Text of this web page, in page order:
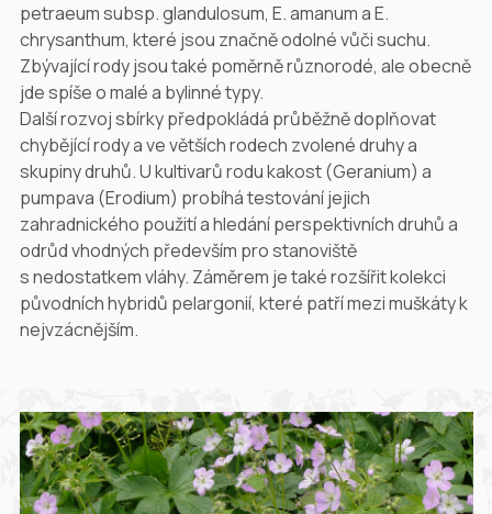
petraeumsubsp.glandulosum, E. amanumaE.
chrysanthum, které jsou značně odolné vůči suchu.
Zbývající rody jsou také poměrně různorodé, ale obecně
jde spíše o malé a bylinné typy.
Další rozvoj sbírky předpokládá průběžně doplňovat
chybějící rody a ve větších rodech zvolené druhy a
skupiny druhů. U kultivarů rodu kakost (Geranium) a
pumpava (Erodium) probíhá testování jejich
zahradnického použití a hledání perspektivních druhů a
odrůd vhodných především pro stanoviště
s nedostatkem vláhy. Záměrem je také rozšířit kolekci
původních hybridů pelargonií, které patří mezi muškáty k
nejvzácnějším.